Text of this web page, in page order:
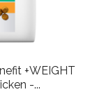
+WEIGHT
-...